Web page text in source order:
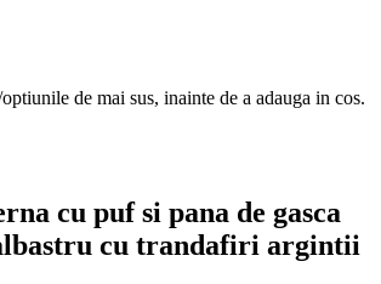
de mai sus, inainte de a adauga in cos.
cu puf si pana de gasca
cu trandafiri argintii